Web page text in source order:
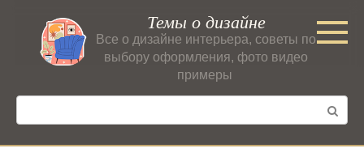
контенту
Темы о дизайне
Все о дизайне интерьера, советы по
выбору оформления, фото видео
примеры
Поиск: